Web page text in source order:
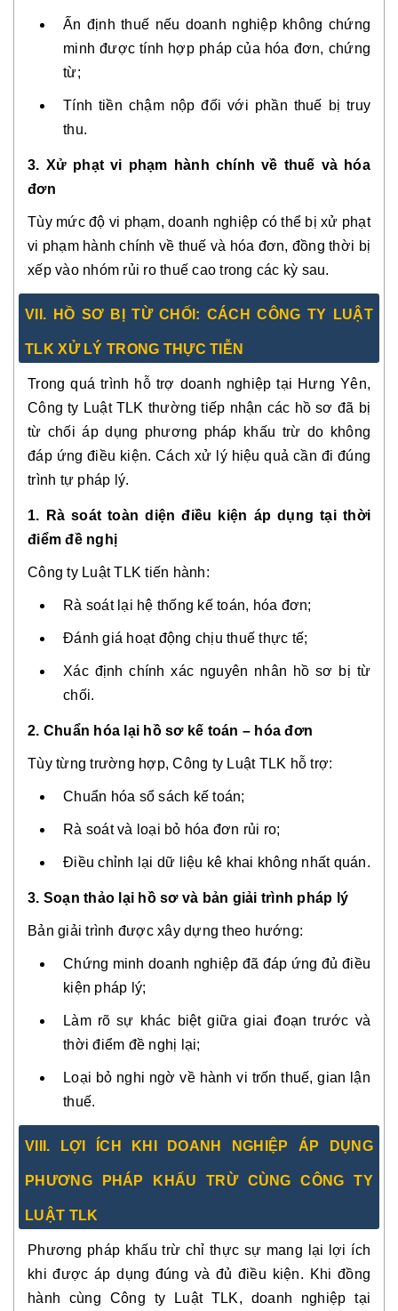
Ấn định thuế nếu doanh nghiệp không chứng
minh được tính hợp pháp của hóa đơn, chứng
từ;
Tính tiền chậm nộp đối với phần thuế bị truy
thu.
3. Xử phạt vi phạm hành chính về thuế và hóa
đơn
Tùy mức độ vi phạm, doanh nghiệp có thể bị xử phạt
vi phạm hành chính về thuế và hóa đơn, đồng thời bị
xếp vào nhóm rủi ro thuế cao trong các kỳ sau.
VII. HỒ SƠ BỊ TỪ CHỐI: CÁCH CÔNG TY LUẬT
TLK XỬ LÝ TRONG THỰC TIỄN
Trong quá trình hỗ trợ doanh nghiệp tại Hưng Yên,
Công ty Luật TLK thường tiếp nhận các hồ sơ đã bị
từ chối áp dụng phương pháp khấu trừ do không
đáp ứng điều kiện. Cách xử lý hiệu quả cần đi đúng
trình tự pháp lý.
1. Rà soát toàn diện điều kiện áp dụng tại thời
điểm đề nghị
Công ty Luật TLK tiến hành:
Rà soát lại hệ thống kế toán, hóa đơn;
Đánh giá hoạt động chịu thuế thực tế;
Xác định chính xác nguyên nhân hồ sơ bị từ
chối.
2. Chuẩn hóa lại hồ sơ kế toán – hóa đơn
Tùy từng trường hợp, Công ty Luật TLK hỗ trợ:
Chuẩn hóa sổ sách kế toán;
Rà soát và loại bỏ hóa đơn rủi ro;
Điều chỉnh lại dữ liệu kê khai không nhất quán.
3. Soạn thảo lại hồ sơ và bản giải trình pháp lý
Bản giải trình được xây dựng theo hướng:
Chứng minh doanh nghiệp đã đáp ứng đủ điều
kiện pháp lý;
Làm rõ sự khác biệt giữa giai đoạn trước và
thời điểm đề nghị lại;
Loại bỏ nghi ngờ về hành vi trốn thuế, gian lận
thuế.
VIII. LỢI ÍCH KHI DOANH NGHIỆP ÁP DỤNG
PHƯƠNG PHÁP KHẤU TRỪ CÙNG CÔNG TY
LUẬT TLK
Phương pháp khấu trừ chỉ thực sự mang lại lợi ích
khiđược áp dụng đúng và đủ điều kiện. Khi đồng
hành cùng Công ty Luật TLK, doanh nghiệp tại